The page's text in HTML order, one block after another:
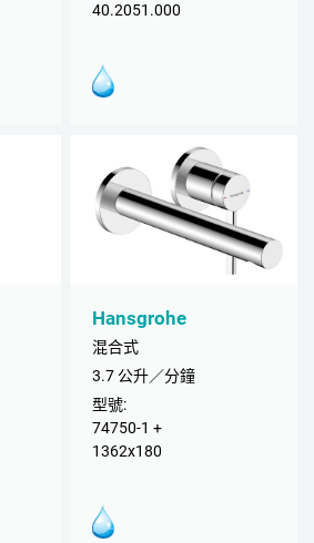
40.2051.000
Hansgrohe
混合式
3.7 公升／分鐘
型號:
74750-1 +
1362x180